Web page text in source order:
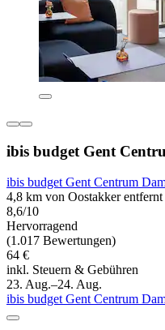
ibis budget Gent
ibis budget Gent Centrum
4,8 km von Oostakker entfernt
8,6/10
Hervorragend
(1.017 Bewertungen)
64 €
inkl. Steuern & Gebühren
23. Aug.–24. Aug.
ibis budget Gent Centrum